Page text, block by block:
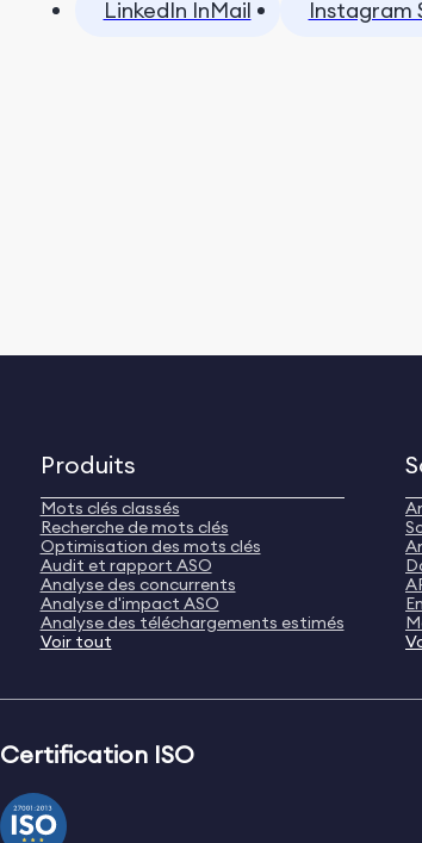
LinkedIn InMail Instagram
Produits
Mots clés classés
Recherche de mots clés
Optimisation des mots clés
Audit et rapport ASO
Analyse des concurrents
Analyse d'impact ASO
Analyse des téléchargements estimés
Voir tout
Certification ISO